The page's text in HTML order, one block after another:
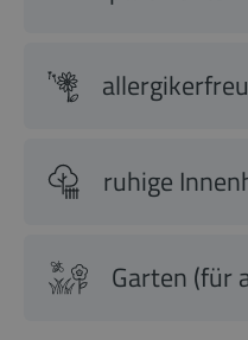
ruhige
Garten (für